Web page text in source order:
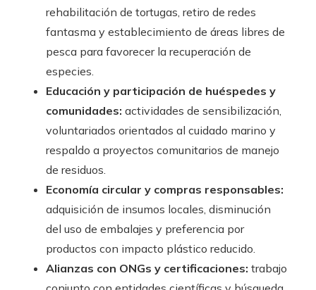
rehabilitación de tortugas, retiro de redes
fantasma y establecimiento de áreas libres de
pesca para favorecer la recuperación de
especies.
Educación y participación de huéspedes y
comunidades: actividades de sensibilización,
voluntariados orientados al cuidado marino y
respaldo a proyectos comunitarios de manejo
de residuos.
Economía circular y compras responsables:
adquisición de insumos locales, disminución
del uso de embalajes y preferencia por
productos con impacto plástico reducido.
Alianzas con ONGs y certificaciones: trabajo